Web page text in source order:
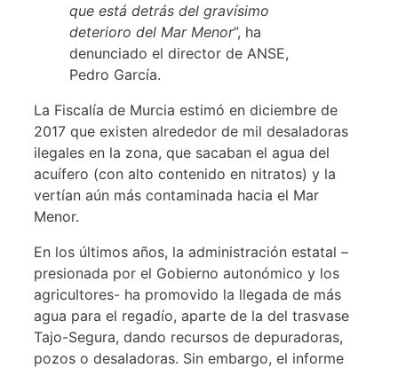
que está detrás del gravísimo
deterioro del Mar Menor”, ha
denunciado el director de ANSE,
Pedro García.
La Fiscalía de Murcia estimó en diciembre de
2017 que existen alrededor de mil desaladoras
ilegales en la zona, que sacaban el agua del
acuífero (con alto contenido en nitratos) y la
vertían aún más contaminada hacia el Mar
Menor.
En los últimos años, la administración estatal –
presionada por el Gobierno autonómico y los
agricultores- ha promovido la llegada de más
agua para el regadío, aparte de la del trasvase
Tajo-Segura, dando recursos de depuradoras,
pozos o desaladoras. Sin embargo, el informe